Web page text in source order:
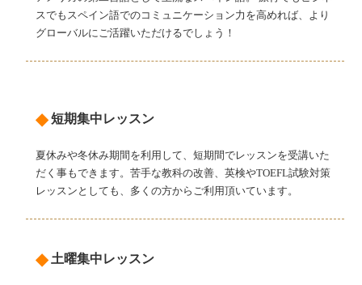
スでもスペイン語でのコミュニケーション力を高めれば、より
グローバルにご活躍いただけるでしょう！
◆短期集中レッスン
夏休みや冬休み期間を利用して、短期間でレッスンを受講いた
だく事もできます。苦手な教科の改善、英検やTOEFL試験対策
レッスンとしても、多くの方からご利用頂いています。
◆土曜集中レッスン